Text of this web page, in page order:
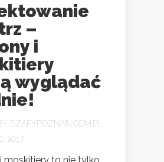
–
i
wyglądać
SZAFYPOZNAN.COM.PL
2017